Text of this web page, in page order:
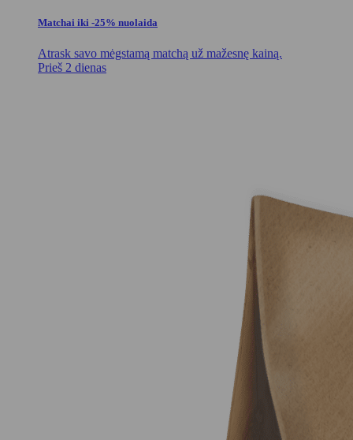
Matchai iki -25% nuolaida
Atrask savo mėgstamą matchą už mažesnę kainą.
Prieš 2 dienas